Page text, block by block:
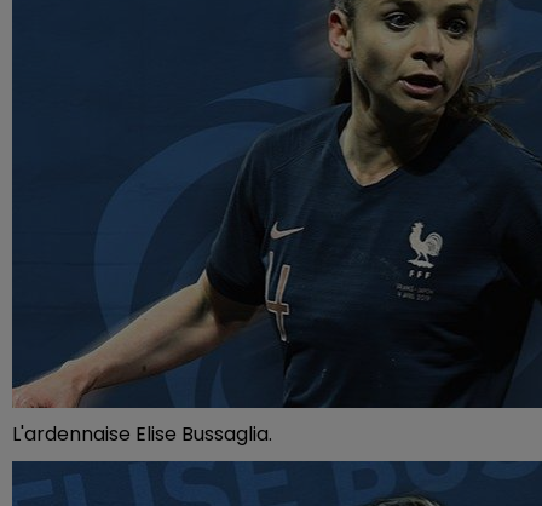
L'ardennaise Elise Bussaglia.